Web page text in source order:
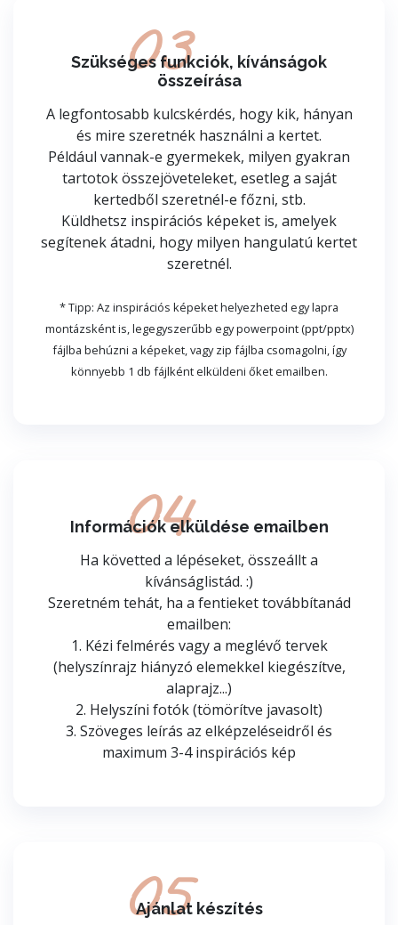
03
Szükséges funkciók, kívánságok
összeírása
A legfontosabb kulcskérdés, hogy kik, hányan
és mire szeretnék használni a kertet.
Például vannak-e gyermekek, milyen gyakran
tartotok összejöveteleket, esetleg a saját
kertedből szeretnél-e főzni, stb.
Küldhetsz inspirációs képeket is, amelyek
segítenek átadni, hogy milyen hangulatú kertet
szeretnél.
* Tipp: Az inspirációs képeket helyezheted egy lapra
montázsként is, legegyszerűbb egy powerpoint (ppt/pptx)
fájlba behúzni a képeket, vagy zip fájlba csomagolni, így
könnyebb 1 db fájlként elküldeni őket emailben.
04
Információk elküldése emailben
Ha követted a lépéseket, összeállt a
kívánságlistád. :)
Szeretném tehát, ha a fentieket továbbítanád
emailben:
1. Kézi felmérés vagy a meglévő tervek
(helyszínrajz hiányzó elemekkel kiegészítve,
alaprajz...)
2. Helyszíni fotók (tömörítve javasolt)
3. Szöveges leírás az elképzeléseidről és
maximum 3-4 inspirációs kép
05
Ajánlat készítés